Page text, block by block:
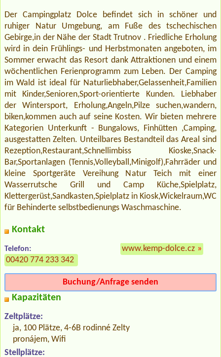
Der Campingplatz Dolce befindet sich in schöner und
ruhiger Natur Umgebung, am Fuße des tschechischen
Gebirge,in der Nähe der Stadt Trutnov . Friedliche Erholung
wird in dein Frühlings- und Herbstmonaten angeboten, im
Sommer erwacht das Resort dank Attraktionen und einem
wöchentlichen Ferienprogramm zum Leben. Der Camping
im Wald ist ideal für Naturliebhaber,Gelassenheit,Familien
mit Kinder,Senioren,Sport-orientierte Kunden. Liebhaber
der Wintersport, Erholung,Angeln,Pilze suchen,wandern,
biken,kommen auch auf seine Kosten. Wir bieten mehrere
Kategorien Unterkunft - Bungalows, Finhütten ,Camping,
ausgestatten Zelten. Unteilbares Bestandteil das Areal sind
Rezeption,Restaurant,Schnellimbiss Kioske,Snack-
Bar,Sportanlagen (Tennis,Volleyball,Minigolf),Fahrräder und
kleine Sportgeräte Vereihung Natur Teich mit einer
Wasserrutsche Grill und Camp Küche,Spielplatz,
Klettergerüst,Sandkasten,Spielplatz in Kiosk,Wickelraum,WC
für Behinderte selbstbedienungs Waschmaschine.
Kontakt
Telefon:
00420 774 233 342
www.kemp-dolce.cz »
Buchung/Anfrage senden
Kapazitäten
Zeltplätze:
ja, 100 Plätze, 4-6B rodinné Zelty
pronájem, Wifi
Stellplätze: